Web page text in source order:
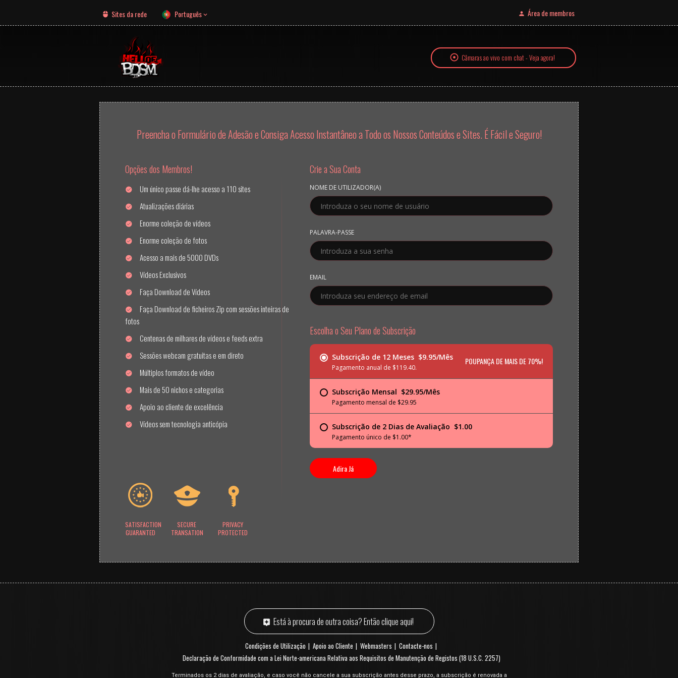
Sites da rede Português Área de membros
Câmaras ao vivo com chat - Veja agora!
Preencha o Formulário de Adesão e Consiga Acesso Instantâneo a Todo os Nossos Conteúdos e Sites. É Fácil e Seguro!
Crie a Sua Conta
NOME DE UTILIZADOR(A)
PALAVRA-PASSE
EMAIL
Escolha o Seu Plano de Subscrição
Subscrição de 12 Meses  $9.95/Mês
Pagamento anual de $119.40.
POUPANÇA DE MAIS DE 70%!
Subscrição Mensal  $29.95/Mês
Pagamento mensal de $29.95
Subscrição de 2 Dias de Avaliação  $1.00
Pagamento único de $1.00*
Adira Já
Opções dos Membros!
Um único passe dá-lhe acesso a 110 sites
Atualizações diárias
Enorme coleção de vídeos
Enorme coleção de fotos
Acesso a mais de 5000 DVDs
Vídeos Exclusivos
Faça Download de Vídeos
Faça Download de ficheiros Zip com sessões inteiras de
fotos
Centenas de milhares de vídeos e feeds extra
Sessões webcam gratuitas e em direto
Múltiplos formatos de vídeo
Mais de 50 nichos e categorias
Apoio ao cliente de excelência
Vídeos sem tecnologia anticópia
SATISFACTION
GUARANTED
SECURE
TRANSATION
PRIVACY
PROTECTED
Está à procura de outra coisa? Então clique aqui!
Condições de Utilização Apoio ao Cliente Webmasters
Contacte-nos
Declaração de Conformidade com a Lei Norte-americana Relativa aos Requisitos de Manutenção de Registos (18 U.S.C. 2257)
Terminados os 2 dias de avaliação, e caso você não cancele a sua subscrição antes desse prazo, a subscrição é renovada a